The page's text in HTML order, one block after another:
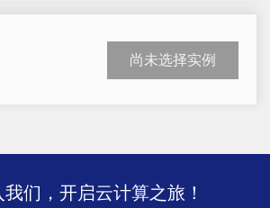
尚未选择实例
们，开启云计算之旅！